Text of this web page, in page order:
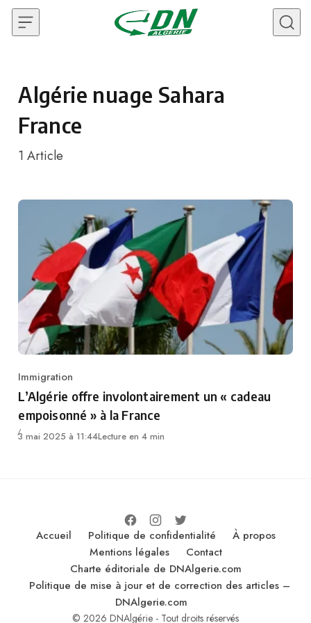
Skip to content
Algérie nuage Sahara
France
1 Article
Category
Immigration
L’Algérie offre involontairement un « cadeau
empoisonné » à la France
3 mai 2025 à 11:44Lecture en 4 min
Accueil Politique de confidentialité
À propos
Mentions légales
Contact
Charte éditoriale de DNAlgerie.com
Politique de mise à jour et de correction des articles –
DNAlgerie.com
© 2026 DNAlgérie - Tout droits réservés